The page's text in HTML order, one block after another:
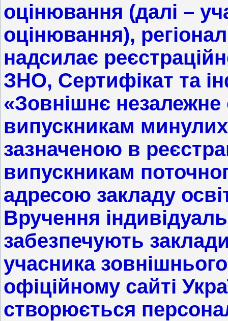
оцінювання (далі –
оцінювання),
надсилає
ЗНО, Сертифікат та
«Зовнішнє незалежне
випускникам
зазначеною в
випускникам
адресою закладу
Вручення
забезпечують
учасника
офіційному сайті
створюється